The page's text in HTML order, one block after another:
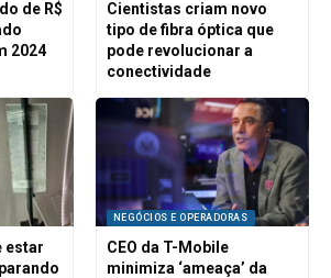
de R$
2024
Cientistas criam novo
tipo de fibra óptica que
pode revolucionar a
conectividade
estar
NEGÓCIOS E OPERADORAS
CEO da T-Mobile
minimiza ‘ameaça’ da